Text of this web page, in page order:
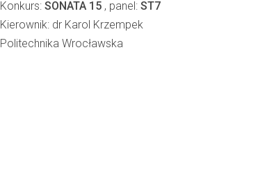
Konkurs: SONATA 15 , panel: ST7
Kierownik: dr Karol Krzempek
Politechnika Wrocławska